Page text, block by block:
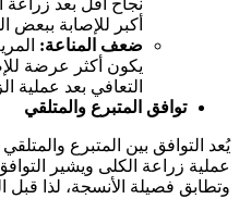
نجاح أقل بعد زراعة
أكبر للإصابة ببعض
ضعف المناعة:
يكون أكثر عرضة
التعافي بعد عملية
توافق المتبرع والمتلقي
يُعد التوافق بين المتبرع
عملية زراعة الكلى ويشير
وتطابق فصيلة الأنسجة، لذا قبل